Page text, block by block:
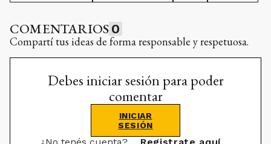
COMENTARIOS 0
Compartí tus ideas de forma responsable y respetuosa.
Debes iniciar sesión para poder
comentar
INICIAR
SESIÓN